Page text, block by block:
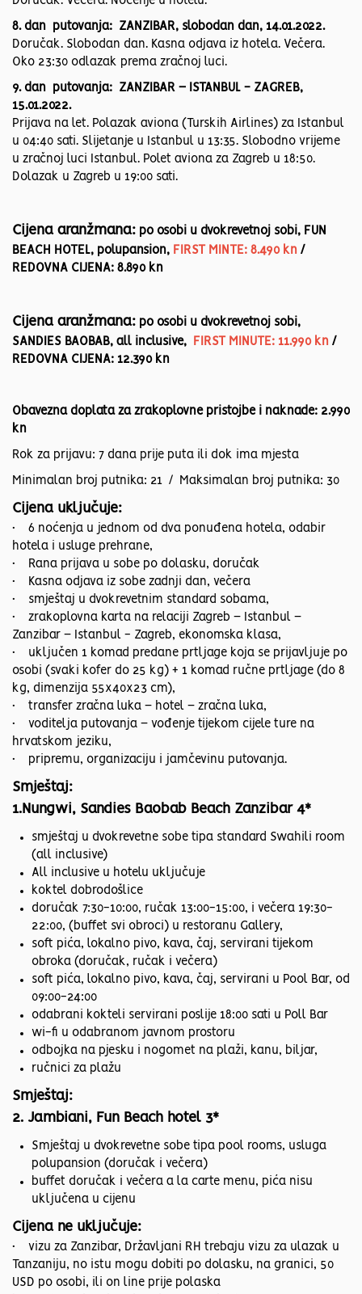
8. dan putovanja: ZANZIBAR, slobodan dan, 14.01.2022.
Doručak. Slobodan dan. Kasna odjava iz hotela. Večera.
Oko 23:30 odlazak prema zračnoj luci.
9. dan putovanja: ZANZIBAR – ISTANBUL - ZAGREB,
15.01.2022.
Prijava na let. Polazak aviona (Turskih Airlines) za Istanbul
u 04:40 sati. Slijetanje u Istanbul u 13:35. Slobodno vrijeme
u zračnoj luci Istanbul. Polet aviona za Zagreb u 18:50.
Dolazak u Zagreb u 19:00 sati.
Cijena aranžmana: po osobi u dvokrevetnoj sobi, FUN
BEACH HOTEL, polupansion, FIRST MINTE: 8.490 kn /
REDOVNA CIJENA: 8.890 kn
Cijena aranžmana: po osobi u dvokrevetnoj sobi,
SANDIES BAOBAB, all inclusive,
FIRST MINUTE: 11.990 kn /
REDOVNA CIJENA: 12.390 kn
Obavezna doplata za zrakoplovne pristojbe i naknade: 2.990
kn
Rok za prijavu: 7 dana prije puta ili dok ima mjesta
Minimalan broj putnika: 21 / Maksimalan broj putnika: 30
Cijena uključuje:
• 6 noćenja u jednom od dva ponuđena hotela, odabir
hotela i usluge prehrane,
• Rana prijava u sobe po dolasku, doručak
• Kasna odjava iz sobe zadnji dan, večera
• smještaj u dvokrevetnim standard sobama,
• zrakoplovna karta na relaciji Zagreb – Istanbul –
Zanzibar – Istanbul - Zagreb, ekonomska klasa,
• uključen 1 komad predane prtljage koja se prijavljuje po
osobi (svaki kofer do 25 kg) + 1 komad ručne prtljage (do 8
kg, dimenzija 55x40x23 cm),
• transfer zračna luka – hotel – zračna luka,
• voditelja putovanja – vođenje tijekom cijele ture na
hrvatskom jeziku,
• pripremu, organizaciju i jamčevinu putovanja.
Smještaj:
1.Nungwi, Sandies Baobab Beach Zanzibar 4*
smještaj u dvokrevetne sobe tipa standard Swahili room
(all inclusive)
All inclusive u hotelu uključuje
koktel dobrodošlice
doručak 7:30-10:00, ručak 13:00-15:00, i večera 19:30-
22:00, (buffet svi obroci) u restoranu Gallery,
soft pića, lokalno pivo, kava, čaj, servirani tijekom
obroka (doručak, ručak i večera)
soft pića, lokalno pivo, kava, čaj, servirani u Pool Bar, od
09:00-24:00
odabrani kokteli servirani poslije 18:00 sati u Poll Bar
wi-fi u odabranom javnom prostoru
odbojka na pjesku i nogomet na plaži, kanu, biljar,
ručnici za plažu
Smještaj:
2. Jambiani, Fun Beach hotel 3*
Smještaj u dvokrevetne sobe tipa pool rooms, usluga
polupansion (doručak i večera)
buffet doručak i večera a la carte menu, pića nisu
uključena u cijenu
Cijena ne uključuje:
• vizu za Zanzibar, Državljani RH trebaju vizu za ulazak u
Tanzaniju, no istu mogu dobiti po dolasku, na granici, 50
USD po osobi, ili on line prije polaska